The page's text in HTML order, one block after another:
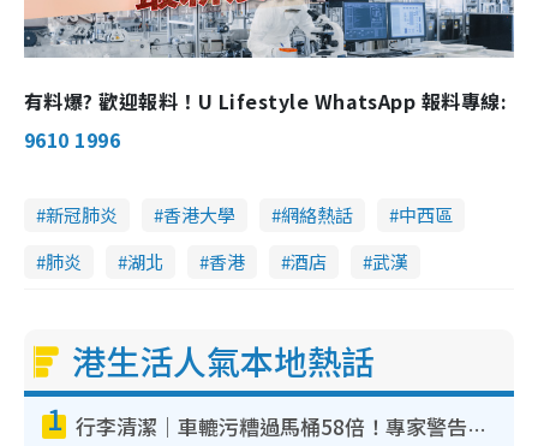
有料爆? 歡迎報料！U Lifestyle WhatsApp 報料專線:
9610 1996
新冠肺炎 香港大學 網絡熱話
中西區
肺炎
湖北 香港 酒店 武漢
港生活人氣本地熱話
1 行李清潔｜車轆污糟過馬桶58倍！專家警告忌用酒精抹 教1招免污手除菌